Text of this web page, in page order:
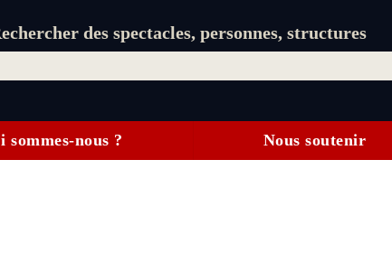
des spectacles, personnes, structures
sommes-nous ? Nous soutenir